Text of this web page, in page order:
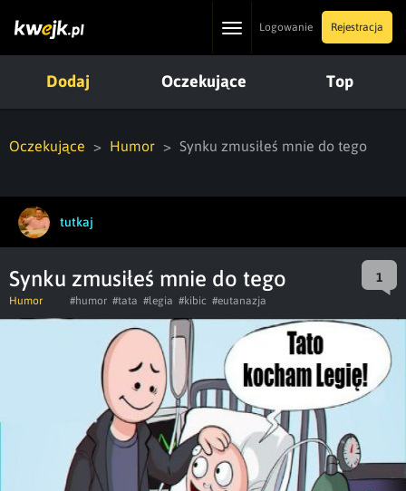
ToggleLogowanie Rejestracja
Dodaj Oczekujące Top
Oczekujące Humor Synku zmusiłeś mnie do tego
tutkaj
Synku zmusiłeś mnie do tego 1
Humor #humor #tata #legia #kibic #eutanazja